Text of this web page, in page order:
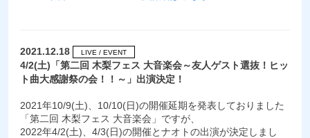
2021.12.18 LIVE / EVENT
4/2(土)「第二回 木梨フェス 大音楽会～友人ゲスト選抜！ヒッ
ト曲大感謝祭の会！！～」出演決定！
2021年10/9(土)、10/10(日)の開催延期を発表しておりました
「第二回 木梨フェス 大音楽会」ですが、
2022年4/2(土)、4/3(日)の開催とナオトの出演が決定しまし